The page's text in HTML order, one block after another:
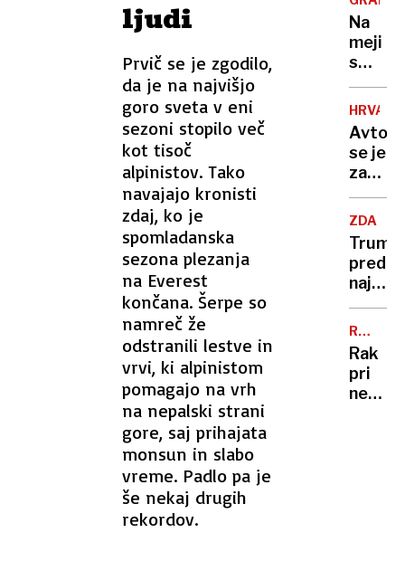
ljudi
Prvič se je zgodilo,
da je na najvišjo
goro sveta v eni
sezoni stopilo več
kot tisoč
alpinistov. Tako
navajajo kronisti
zdaj, ko je
spomladanska
sezona plezanja
na Everest
končana. Šerpe so
namreč že
odstranili lestve in
vrvi, ki alpinistom
pomagajo na vrh
na nepalski strani
gore, saj prihajata
monsun in slabo
vreme. Padlo pa je
še nekaj drugih
rekordov.
niti
enega
je
stala
NBA-
da
sem
to
storil«
Na
meji
s
pozabil
ženo
in
proti
sem,
da
se
se je
na
rampi
potniki
so
ga
tresli
in
ZDA
Trump
pred
so
nizke
SIN
Rak
pri